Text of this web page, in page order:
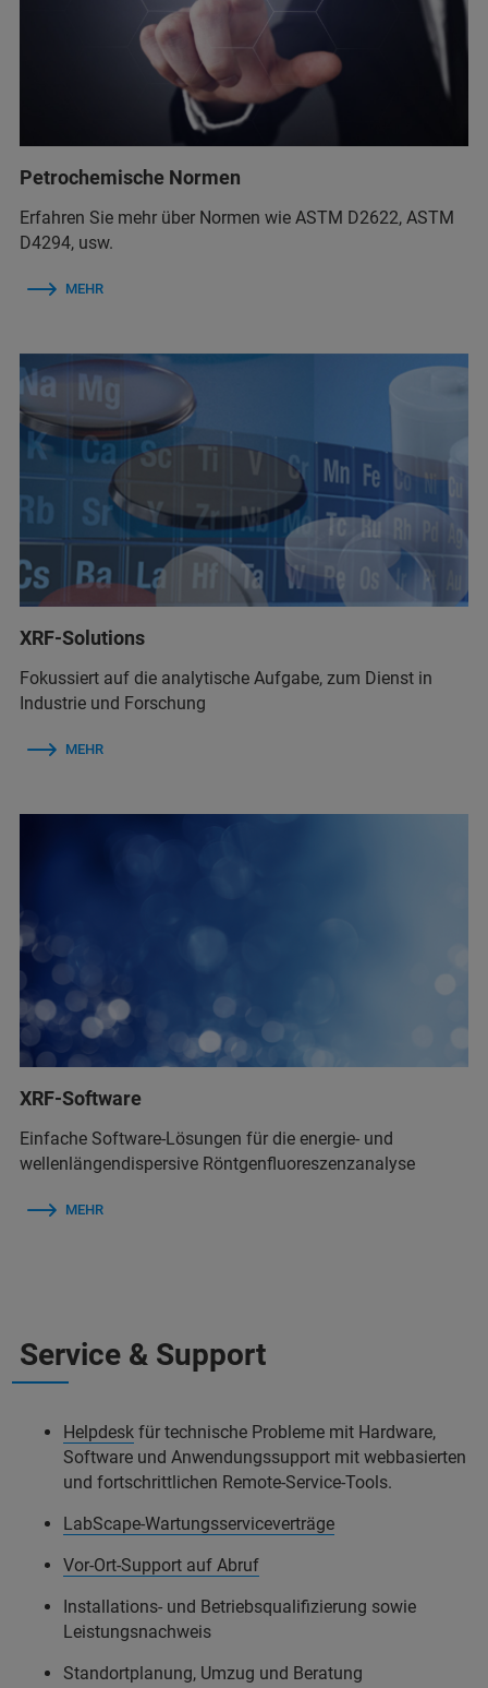
Petrochemische Normen
Erfahren Sie mehr über Normen wie ASTM D2622, ASTM
D4294, usw.
MEHR
XRF-Solutions
Fokussiert auf die analytische Aufgabe, zum Dienst in
Industrie und Forschung
MEHR
XRF-Software
Einfache Software-Lösungen für die energie- und
wellenlängendispersive Röntgenfluoreszenzanalyse
MEHR
Service & Support
Helpdesk für technische Probleme mit Hardware,
Software und Anwendungssupport mit webbasierten
und fortschrittlichen Remote-Service-Tools.
LabScape-Wartungsserviceverträge
Vor-Ort-Support auf Abruf
Installations- und Betriebsqualifizierung sowie
Leistungsnachweis
Standortplanung, Umzug und Beratung